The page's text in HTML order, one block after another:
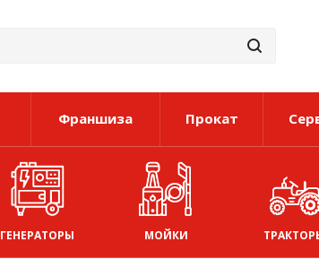
Франшиза Прокат
ГЕНЕРАТОРЫ МОЙКИ